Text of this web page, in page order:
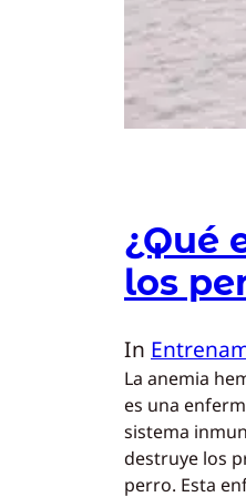
¿Qué
los
In
La anemia
es una
sistema
destruye los
perro. Esta